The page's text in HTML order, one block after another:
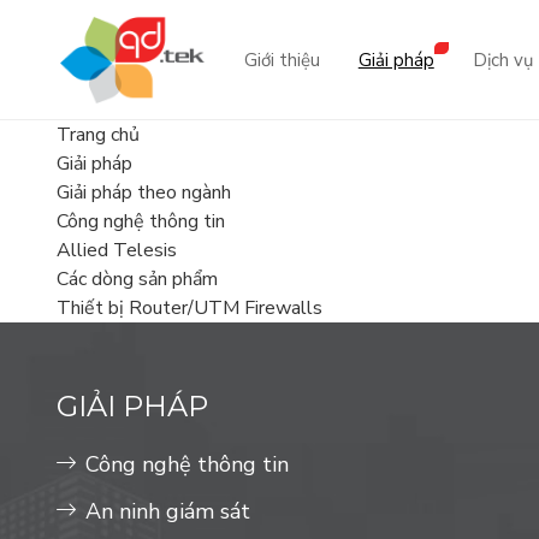
Giới thiệu Giải pháp
Giải pháp theo ngành
Công nghệ thông tin
An ninh giám sát
Dịch vụ Cloud & Phần mềm
Giải pháp tổng thể
Giải pháp Data Center
Dịch vụ
Dự án
Chính Phủ
Sân bay - cảng
Tin tức
Tin tức
Sự kiện
Trang chủ
Giải pháp
Giải pháp theo ngành
Công nghệ thông tin
Allied Telesis
Các dòng sản phẩm
Thiết bị Router/UTM Firewalls
GIẢI PHÁP
Công nghệ thông tin
An ninh giám sát